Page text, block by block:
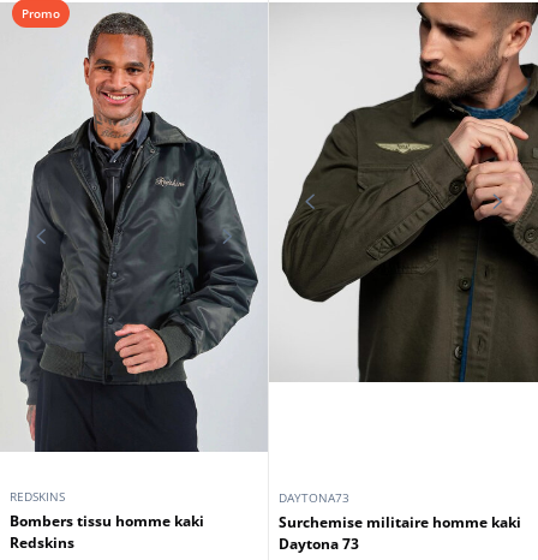
REDSKINS
Bombers tissu homme kaki
Redskins
Promo
DAYTONA73
Surchemise militaire homme kaki
Daytona 73